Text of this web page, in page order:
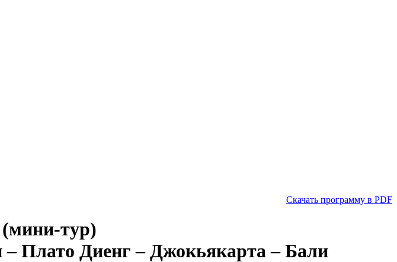
Скачать программу в PDF
тур)
Плато Диенг – Джокьякарта – Бали